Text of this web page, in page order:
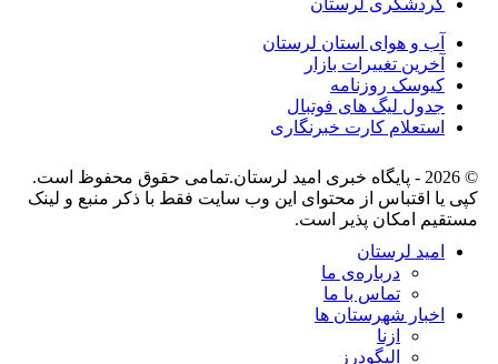
گردشگری لرستان
آب و هوای استان لرستان
آخرین تغییرات بازار
کیوسک روزنامه
جدول لیگ های فوتبال
استعلام کارت خبرنگاری
© 2026 - پایگاه خبری اميد لرستان.تمامی حقوق محفوظ است.
کپی یا اقتباس از محتوای این وب سایت فقط با ذکر منبع و لینک
مستقیم امکان پذیر است.
امید لرستان
درباره‌ی ما
تماس با ما
اخبار شهرستان ها
ازنا
الیگودرز